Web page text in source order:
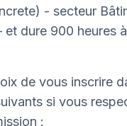
- secteur
et dure 900 heures
de vous inscrire
si vous
: